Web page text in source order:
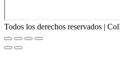
Todos los derechos reservados |